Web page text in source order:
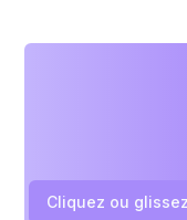
Cliquez ou